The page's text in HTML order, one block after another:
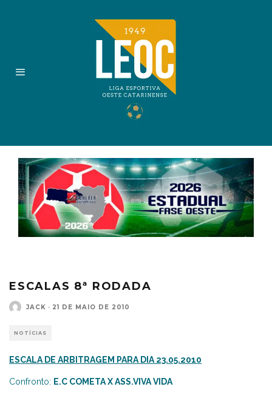
ESCALAS 8ª RODADA
JACK · 21 DE MAIO DE 2010
NOTÍCIAS
ESCALA DE ARBITRAGEM PARA DIA 23.05.2010
Confronto: E.C COMETA X ASS.VIVA VIDA